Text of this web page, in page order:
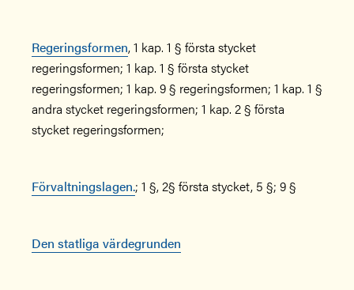
Regeringsformen, 1 kap. 1 § första stycket
regeringsformen; 1 kap. 1 § första stycket
regeringsformen; 1 kap. 9 § regeringsformen; 1 kap. 1 §
andra stycket regeringsformen; 1 kap. 2 § första
stycket regeringsformen;
Förvaltningslagen.; 1 §, 2§ första stycket, 5 §; 9 §
Den statliga värdegrunden